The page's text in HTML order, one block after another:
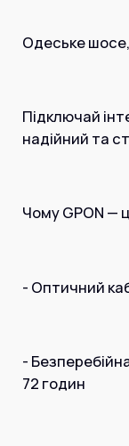
Технічна
03134, м.
корпус А, 3
Одеське
Підключай
надійний та
Чому GPON —
- Оптичний
-
72 годин